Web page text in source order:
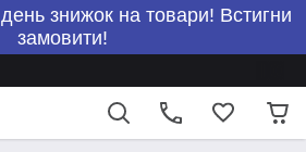
день знижок на товари! Встигни
замовити!